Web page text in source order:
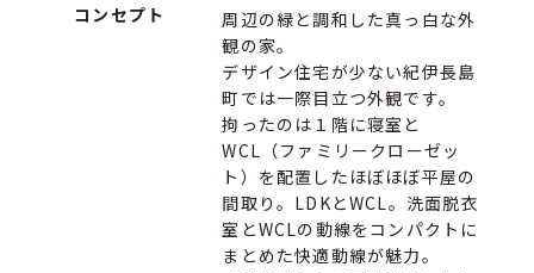
コンセプト
周辺の緑と調和した真っ白な外
観の家。
デザイン住宅が少ない紀伊長島
町では一際目立つ外観です。
拘ったのは１階に寝室と
WCL（ファミリークローゼッ
ト）を配置したほぼほぼ平屋の
間取り。LDKとWCL。洗面脱衣
室とWCLの動線をコンパクトに
まとめた快適動線が魅力。